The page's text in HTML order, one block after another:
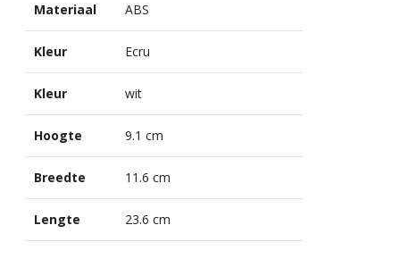
Materiaal ABS
Kleur Ecru
Kleur wit
Hoogte 9.1 cm
Breedte 11.6 cm
Lengte 23.6 cm